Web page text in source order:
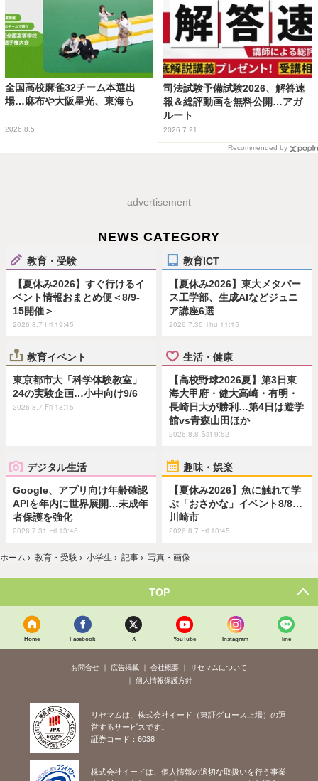
全国高校麻雀32チーム本選出
場…麻布や大阪星光、東海も
2026.8.5
司法試験予備試験2026、解答速
報＆総評動画を無料公開…アガ
ルート
2026.7.21
Recommended by
advertisement
NEWS CATEGORY
教育・受験
【夏休み2026】すぐ行けるイ
ベント情報おまとめ便＜8/9-
15開催＞
2026.8.7 Fri 19:45
教育ICT
【夏休み2026】東大メタバー
ス工学部、生成AIなどジュニ
ア講座6選
2026.7.30 Thu 11:15
教育イベント
東京都市大「科学体験教室」
24の実験企画…小中向け9/6
2026.8.7 Fri 18:15
生活・健康
【高校野球2026夏】第3日東
海大甲府・健大高崎・有明・
長崎日大が勝利…第4日は遊学
館vs青森山田ほか
2026.8.8 Sat 9:52
デジタル生活
Google、アプリ向け年齢確認
APIを年内に世界展開…未成年
者保護を強化
2026.7.31 Fri 13:45
趣味・娯楽
【夏休み2026】魚に触れて学
ぶ「おさかな」イベント8/8…
川崎市
2026.8.7 Fri 10:45
ホーム › 教育・受験 › 小学生 › 記事 › 写真・画像
TOP
Home Facebook X YouTube Instagram line
お問合せ 広告掲載 会社概要
リセマムについて
個人情報保護方針
リセマムは、株式会社イード（東証グロース上場）の運
営するサービスです。
証券コード：6038
株式会社イードは、個人情報の適切な取扱いを行う事業